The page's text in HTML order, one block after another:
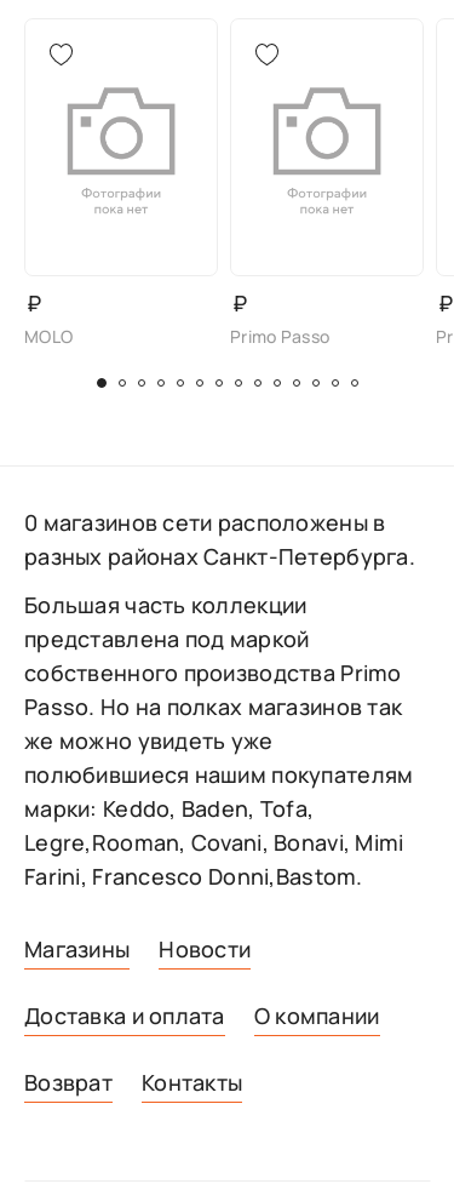
₽
MOLO
₽
Primo Passo
₽
Магазины Новости
Доставка и оплата О компании
Возврат Контакты
0 магазинов сети расположены в
разных районах Санкт-Петербурга.
Большая часть коллекции
представлена под маркой
собственного производства Primo
Passo. Но на полках магазинов так
же можно увидеть уже
полюбившиеся нашим покупателям
марки: Keddo, Baden, Tofa,
Legre,Rooman, Covani, Bonavi, Mimi
Farini, Francesco Donni,Bastom.